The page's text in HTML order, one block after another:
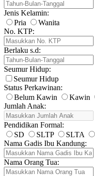
Jenis Kelamin:
Pria
Wanita
No. KTP:
Berlaku s.d:
Seumur Hidup:
Seumur Hidup
Status Perkawinan:
Belum Kawin
Kawin
Jumlah Anak:
Pendidikan Formal:
SD
SLTP SLTA
Nama Gadis Ibu Kandung:
Nama Orang Tua: